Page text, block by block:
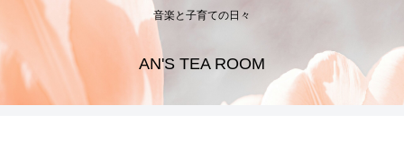
音楽と子育ての日々
AN'S TEA ROOM